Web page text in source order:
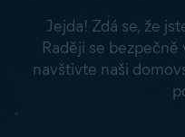
Jejda! Zdá se, že
Raději se
navštivte naši